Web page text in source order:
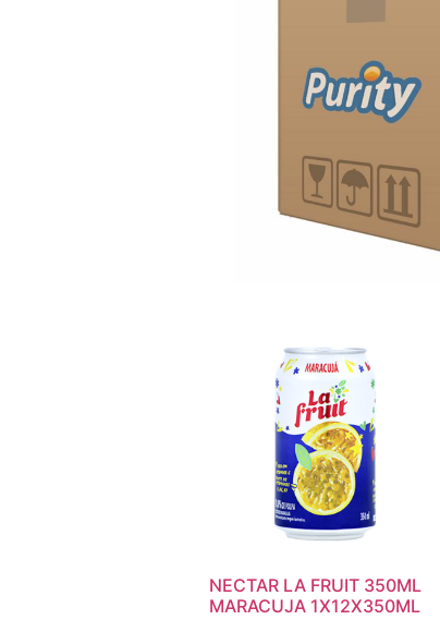
NECTAR LA FRUIT 350ML
MARACUJA 1X12X350ML